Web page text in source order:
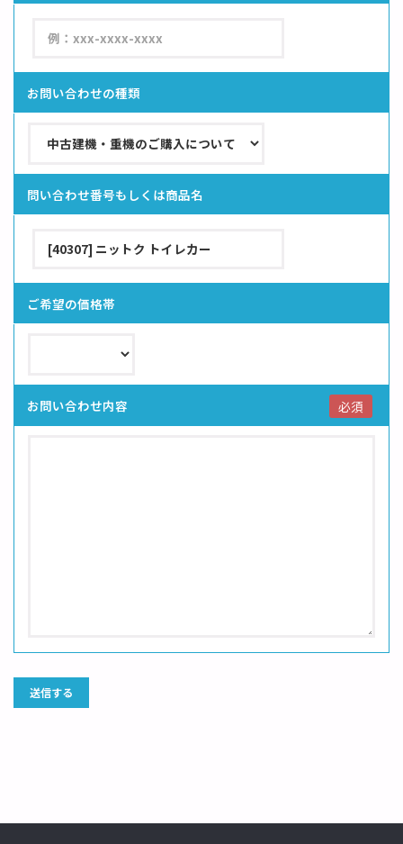
お問い合わせの種類
問い合わせ番号もしくは商品名
ご希望の価格帯
必須
お問い合わせ内容